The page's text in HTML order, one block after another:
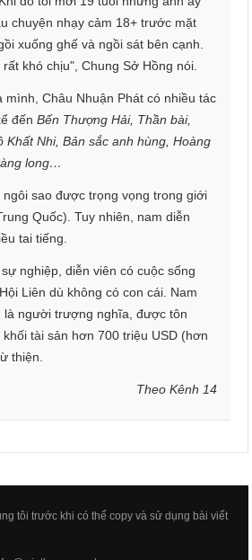
chuyện nhạy cảm 18+ trước mặt
xuống ghế và ngồi sát bên cạnh.
khó chịu", Chung Sở Hồng nói.
mình, Châu Nhuận Phát có nhiều tác
đếnBến Thượng Hải, Thần bài,
Khất Nhi, Bản sắc anh hùng, Hoàng
long…
ngôi sao được trọng vọng trong giới
Quốc). Tuy nhiên, nam diễn
tai tiếng.
nghiệp, diễn viên có cuộc sống
Liên dù không có con cái. Nam
là người trượng nghĩa, được tôn
tài sản hơn 700 triệu USD (hơn
thiện.
Theo Kênh 14
tôi trước khi có thể copy và sử dụng bài viết